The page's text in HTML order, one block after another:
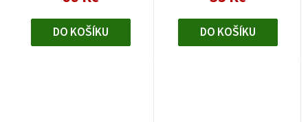
DO KOŠÍKU DO KOŠÍKU